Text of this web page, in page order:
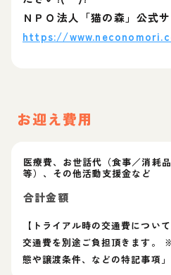
ＮＰＯ法人「猫の森」公式
https://
お迎え費用
医療費、お世話代（食事／消耗
等）、その他活動支援金など
合計金額
【トライアル時の交通費につい
交通費を別途ご負担頂きます。